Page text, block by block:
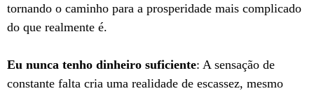
tornando o caminho para a prosperidade mais complicado
do que realmente é.
Eu nunca tenho dinheiro suficiente: A sensação de
constante falta cria uma realidade de escassez, mesmo